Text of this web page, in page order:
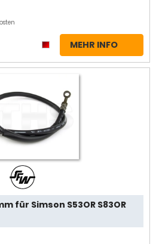
MEHR INFO
für Simson S53OR S83OR